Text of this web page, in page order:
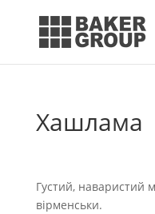
Хашлама
Густий, наваристий
вірменськи.